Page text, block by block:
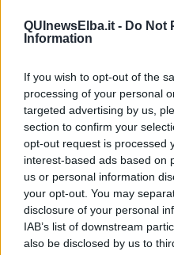
QUInewsElba.it - Do Not
Information
If you wish to opt-out of the
processing of your personal
targeted advertising by us,
section to confirm your
opt-out request is processed
interest-based ads based on
us or personal information
your opt-out. You may
disclosure of your personal
IAB’s list of downstream
also be disclosed by us to
a Firenze presso il Centro
davanti a una folta platea - ha
esponenti della scena
Oltre al presidente della
gabinetto della Regione Cristina
dibattito, tra gli altri, il
calcio (Aiac) Renzo Ulivieri, il
arbitri (Aia) Alfredo Trentalange,
Femminile della Federcalcio
Figc Gabriele Gravina ed il
Calcagno.